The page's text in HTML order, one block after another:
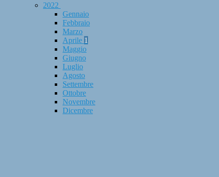
2022
Gennaio
Febbraio
Marzo
Aprile 1
Maggio
Giugno
Luglio
Agosto
Settembre
Ottobre
Novembre
Dicembre